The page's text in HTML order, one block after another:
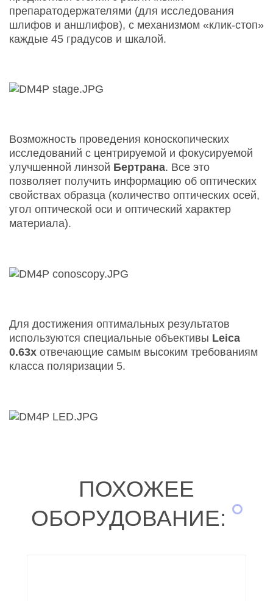
препаратодержателями (для исследования
шлифов и аншлифов), с механизмом «клик-стоп»
каждые 45 градусов и шкалой.
Возможность проведения коноскопических
исследований с центрируемой и фокусируемой
улучшенной линзой Бертрана. Все это
позволяет получить информацию об оптических
свойствах образца (количество оптических осей,
угол оптической оси и оптический характер
материала).
Для достижения оптимальных результатов
используются специальные объективы Leica
0.63x отвечающие самым высоким требованиям
класса поляризации 5.
ПОХОЖЕЕ
ОБОРУДОВАНИЕ: